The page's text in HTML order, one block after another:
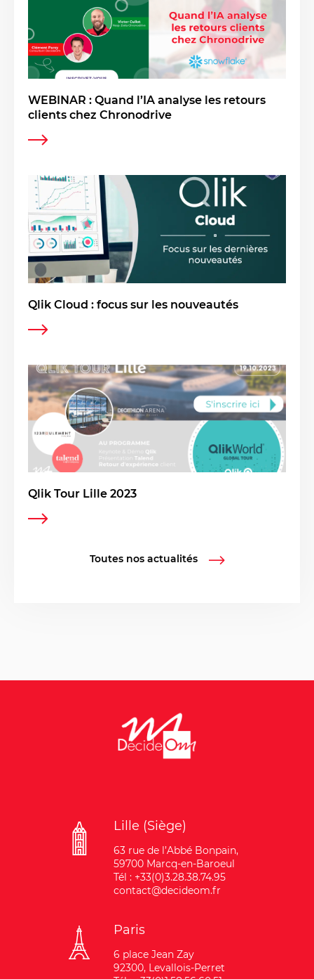
WEBINAR : Quand l’IA analyse les retours
clients chez Chronodrive
Qlik Cloud : focus sur les nouveautés
Qlik Tour Lille 2023
Toutes nos actualités
Lille (Siège)
63 rue de l’Abbé Bonpain,
59700 Marcq-en-Baroeul
Tél : +33(0)3.28.38.74.95
contact@decideom.fr
Paris
6 place Jean Zay
92300, Levallois-Perret